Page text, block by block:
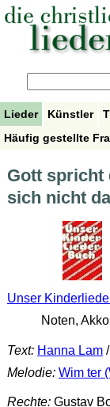
Lieder Künstler
Häufig gestellte
Gott spricht
sich nicht
Unser
Noten,
Text: Hanna Lam/
Melodie: Wim ter
Rechte:Gustav